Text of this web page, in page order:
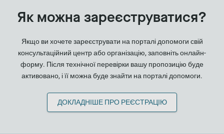
Як можна зареєструватися?
Якщо ви хочете зареєструвати на порталі допомоги свій
консультаційний центр або організацію, заповніть онлайн-
форму. Після технічної перевірки вашу пропозицію буде
активовано, і її можна буде знайти на порталі допомоги.
ДОКЛАДНІШЕ ПРО РЕЄСТРАЦІЮ